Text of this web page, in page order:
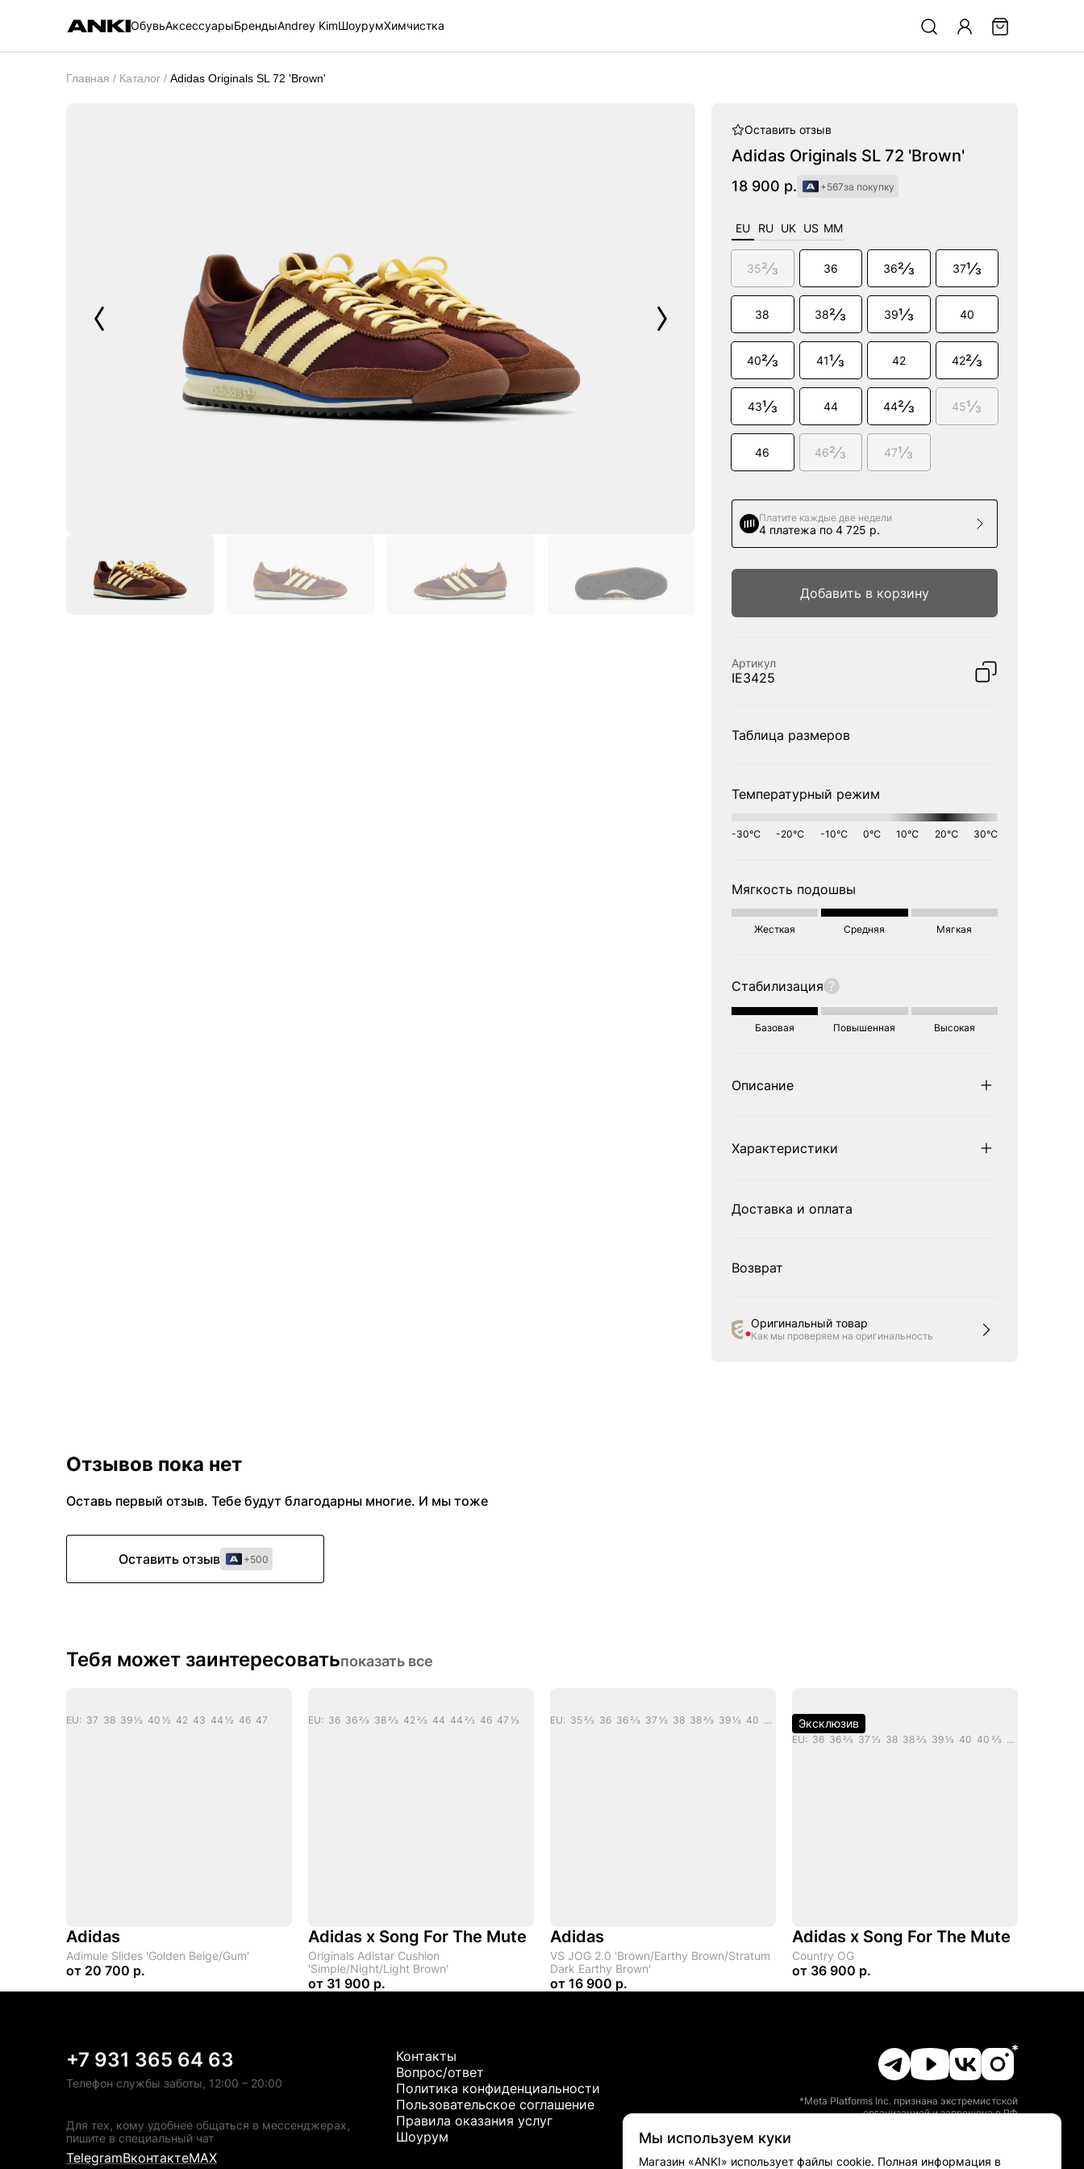
ОбувьАксессуарыБрендыAndrey KimШоурумХимчистка
Главная Каталог Adidas Originals SL 72 'Brown'
Оставить отзыв
Adidas Originals SL 72 'Brown'
18 900 р. +567за покупку
EU RU UK US MM
352/3 36 362/3 371/3
38 382/3 391/3 40
402/3 411/3 42 422/3
431/3 44 442/3 451/3
46 462/3 471/3
Платите каждые две недели
4 платежа по 4 725 р.
Добавить в корзину
Артикул
IE3425
Таблица размеров
Температурный режим
-30℃ -20℃ -10℃ 0℃ 10℃ 20℃ 30℃
Мягкость подошвы
Жесткая Средняя Мягкая
Стабилизация ?
Базовая Повышенная Высокая
Описание
Характеристики
Доставка и оплата
Возврат
Оригинальный товар
Как мы проверяем на оригинальность
Отзывов пока нет
Оставь первый отзыв. Тебе будут благодарны многие. И мы тоже
Оставить отзыв +500
Тебя может заинтересоватьпоказать все
EU: 37 38 39 1/3 40 1/2 42 43 44 1/2 46 47
Adidas
Adimule Slides 'Golden Beige/Gum'
от 20 700 р.
EU: 36 36 2/3 38 2/3 42 2/3 44 44 2/3 46 47 1/3
Adidas x Song For The Mute
Originals Adistar Cushion
'Simple/Night/Light Brown'
от 31 900 р.
EU: 35 2/3 36 36 2/3 37 1/3 38 38 2/3 39 1/3 40 40 2/3 41 1/3 42 42 2/3 43 1/3 44 44 2/3 45 1/3 46 46 2/3 47 1/3
Adidas
VS JOG 2.0 'Brown/Earthy Brown/Stratum
Dark Earthy Brown'
от 16 900 р.
Эксклюзив
EU: 36 36 2/3 37 1/3 38 38 2/3 39 1/3 40 40 2/3 42 42 2/3 43 1/3 44 44 2/3 45 1/3 46 46 2/3 47 1/3
Adidas x Song For The Mute
Country OG
от 36 900 р.
+7 931 365 64 63
Телефон службы заботы, 12:00 – 20:00
Для тех, кому удобнее общаться в мессенджерах,
пишите в специальный чат
TelegramВконтактеMAX
Контакты
Вопрос/ответ
Политика конфиденциальности
Пользовательское соглашение
Правила оказания услуг
Шоурум
*Meta Platforms Inc. признана экстремистской
организацией и запрещена в РФ
Мы используем куки
Магазин «ANKI» использует файлы cookie. Полная информация в